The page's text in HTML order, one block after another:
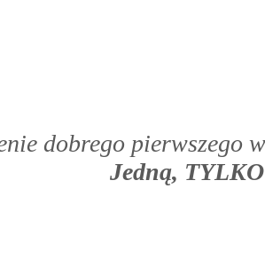
dobrego pierwszego
Jedną,